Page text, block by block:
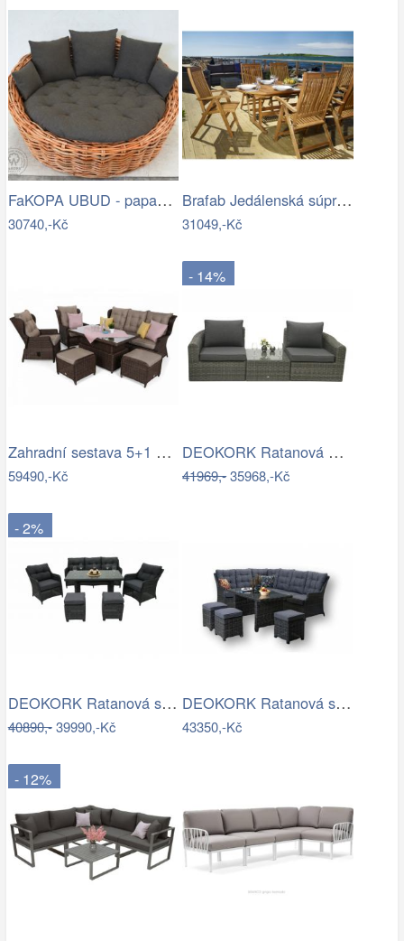
FaKOPA UBUD - papasan z ratanu…
30740,-Kč
Brafab Jedálenská súprava EVERTON Mdum
31049,-Kč
Zahradní sestava 5+1 polyratan / látka
59490,-Kč
- 14%
DEOKORK Ratanová modulová sestava…
41969,-35968,-Kč
- 2%
DEOKORK Ratanová sestava PAOLA antracit…
40890,-39990,-Kč
DEOKORK Ratanová sestava DAKOTA …
43350,-Kč
- 12%